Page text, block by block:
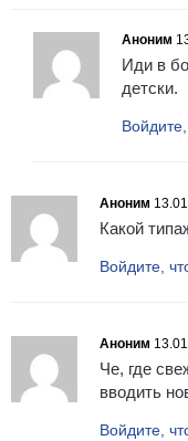
Аноним
Иди в
детски.
Аноним
Какой
Войдите,
Аноним
Че, где
вводить
Войдите,